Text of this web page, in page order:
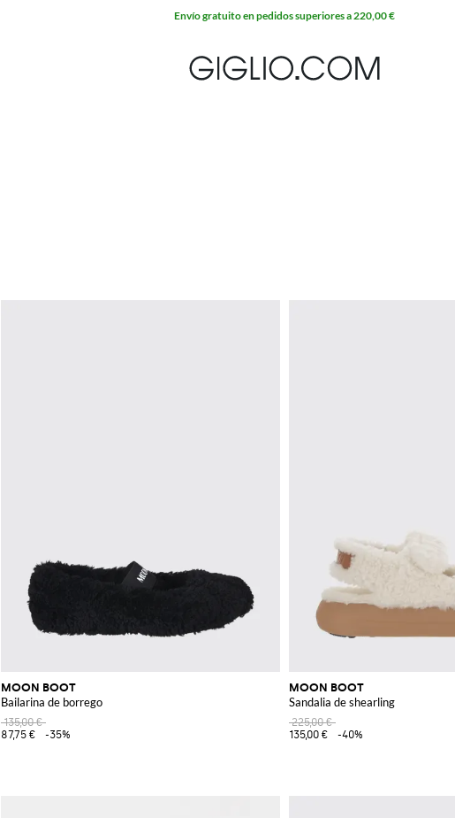
MOON BOOT
Bailarina de borrego
135,00 €
87,75 €
-35%
MOON BOOT
Sandalia de shearling
225,00 €
135,00 €
-40%
Envío gratuito en pedidos superiores a 220,00 €